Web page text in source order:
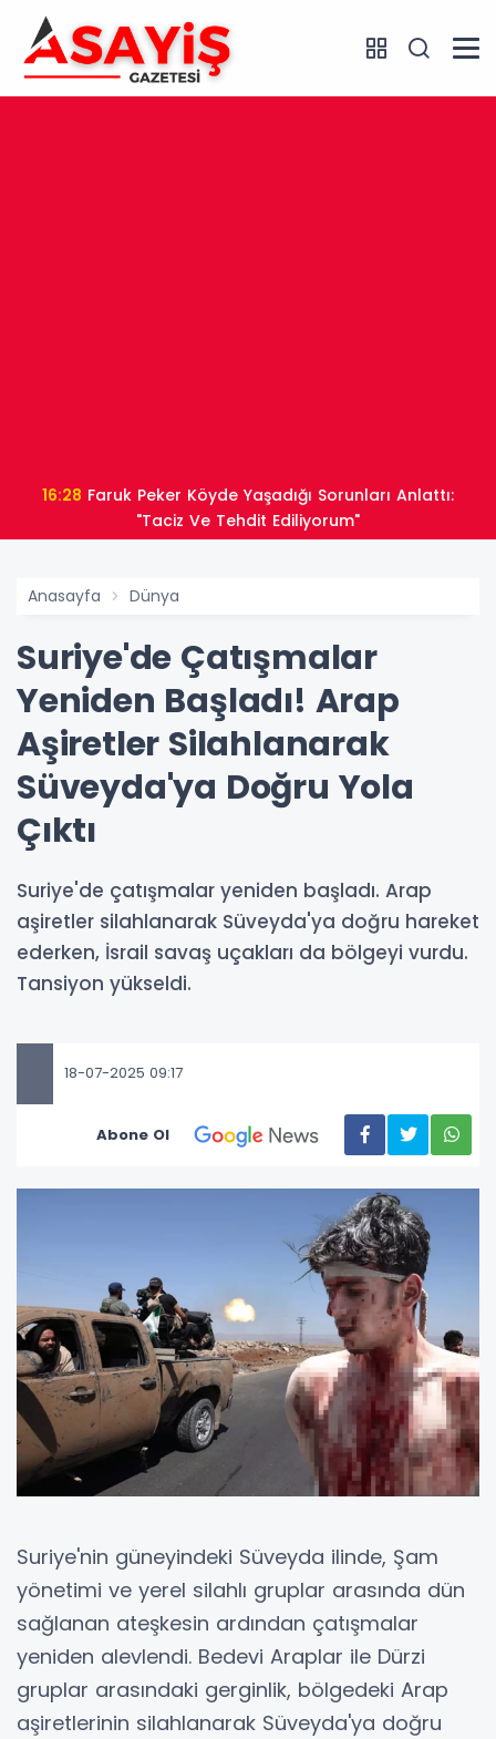
16:28
"Taciz Ve Tehdit Ediliyorum"
Anasayfa Dünya
Suriye'de Çatışmalar
Yeniden Başladı! Arap
Aşiretler Silahlanarak
Süveyda'ya Doğru Yola
Çıktı
Suriye'de çatışmalar yeniden başladı. Arap
aşiretler silahlanarak Süveyda'ya doğru hareket
ederken, İsrail savaş uçakları da bölgeyi vurdu.
Tansiyon yükseldi.
18-07-2025 09:17
Abone Ol
Suriye'nin güneyindeki Süveyda ilinde, Şam
yönetimi ve yerel silahlı gruplar arasında dün
sağlanan ateşkesin ardından çatışmalar
yeniden alevlendi. Bedevi Araplar ile Dürzi
gruplar arasındaki gerginlik, bölgedeki Arap
aşiretlerinin silahlanarak Süveyda'ya doğru